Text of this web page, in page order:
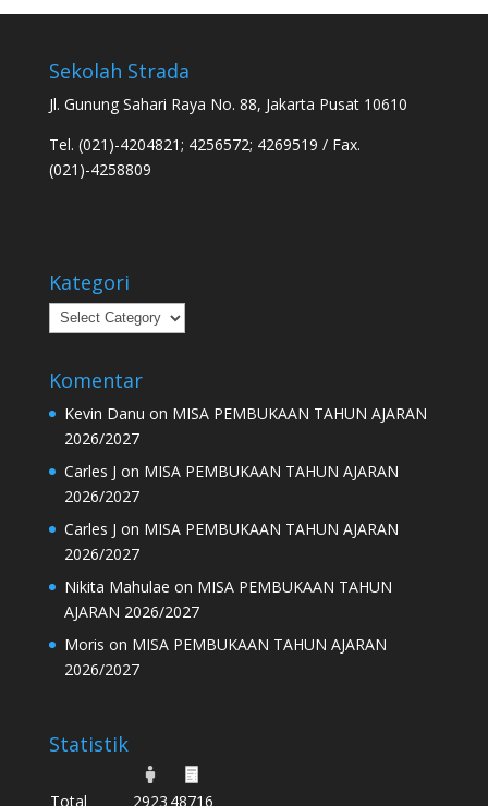
Sekolah Strada
Jl. Gunung Sahari Raya No. 88, Jakarta Pusat 10610
Tel. (021)-4204821; 4256572; 4269519 / Fax.
(021)-4258809
Kategori
Kategori
Komentar
Kevin Danu on MISA PEMBUKAAN TAHUN AJARAN
2026/2027
Carles J on MISA PEMBUKAAN TAHUN AJARAN
2026/2027
Carles J on MISA PEMBUKAAN TAHUN AJARAN
2026/2027
Nikita Mahulae on MISA PEMBUKAAN TAHUN
AJARAN 2026/2027
Moris on MISA PEMBUKAAN TAHUN AJARAN
2026/2027
Statistik
Total 2923 48716